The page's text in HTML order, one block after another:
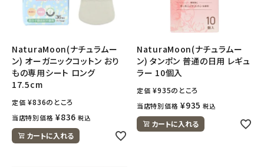
NaturaMoon(ナチュラムー
ン) オーガニックコットン おり
もの専用シート ロング
17.5cm
定価 ¥836のところ
当店特別価格 ¥836 税込
カートに入れる
NaturaMoon(ナチュラムー
ン) タンポン 普通の日用 レギュ
ラー 10個入
定価 ¥935のところ
当店特別価格 ¥935 税込
カートに入れる